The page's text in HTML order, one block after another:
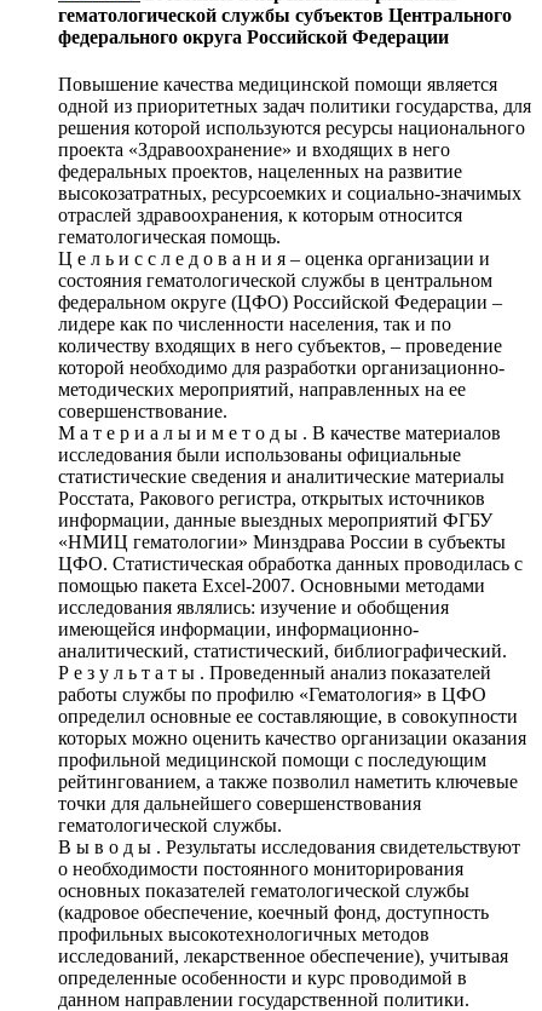
гематологической службы субъектов Центрального
федерального округа Российской Федерации
Повышение качества медицинской помощи является
одной из приоритетных задач политики государства, для
решения которой используются ресурсы национального
проекта «Здравоохранение» и входящих в него
федеральных проектов, нацеленных на развитие
высокозатратных, ресурсоемких и социально-значимых
отраслей здравоохранения, к которым относится
гематологическая помощь.
Ц е л ь и с с л е д о в а н и я – оценка организации и
состояния гематологической службы в центральном
федеральном округе (ЦФО) Российской Федерации –
лидере как по численности населения, так и по
количеству входящих в него субъектов, – проведение
которой необходимо для разработки организационно-
методических мероприятий, направленных на ее
совершенствование.
М а т е р и а л ы и м е т о д ы . В качестве материалов
исследования были использованы официальные
статистические сведения и аналитические материалы
Росстата, Ракового регистра, открытых источников
информации, данные выездных мероприятий ФГБУ
«НМИЦ гематологии» Минздрава России в субъекты
ЦФО. Статистическая обработка данных проводилась с
помощью пакета Excel‑2007. Основными методами
исследования являлись: изучение и обобщения
имеющейся информации, информационно-
аналитический, статистический, библиографический.
Р е з у л ь т а т ы . Проведенный анализ показателей
работы службы по профилю «Гематология» в ЦФО
определил основные ее составляющие, в совокупности
которых можно оценить качество организации оказания
профильной медицинской помощи с последующим
рейтингованием, а также позволил наметить ключевые
точки для дальнейшего совершенствования
гематологической службы.
В ы в о д ы . Результаты исследования свидетельствуют
о необходимости постоянного мониторирования
основных показателей гематологической службы
(кадровое обеспечение, коечный фонд, доступность
профильных высокотехнологичных методов
исследований, лекарственное обеспечение), учитывая
определенные особенности и курс проводимой в
данном направлении государственной политики.